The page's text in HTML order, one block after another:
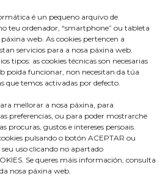
é un pequeno arquivo de
teu ordenador, “smartphone” ou tableta
web. As cookies pertencen a
servicios para a nosa páxina web.
tipos: as cookies técnicas son necesarias
poida funcionar, non necesitan da túa
que temos activadas por defecto.
mellorar a nosa páxina, para
preferencias, ou para poder mostrarche
procuras, gustos e intereses persoais.
pulsando o botón ACEPTAR ou
uso clicando no apartado
Se queres máis información, consulta
nosa páxina web.
s/n